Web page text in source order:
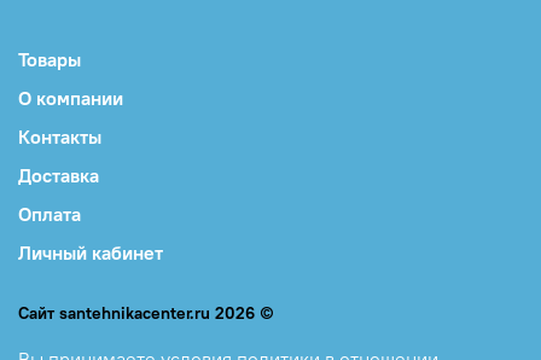
Товары
О компании
Контакты
Доставка
Оплата
Личный кабинет
Сайт santehnikacenter.ru 2026 ©